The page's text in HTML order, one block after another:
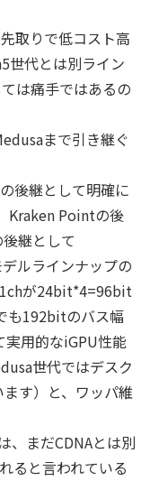
取りで低コスト高
世代とは別ライン
は痛手ではあるの
まで引き継ぐ
後継として明確に
Kraken Pointの後
継として
ルラインナップの
1chが24bit*4=96bit
も192bitのバス幅
実用的なiGPU性能
世代ではデスク
ます）と、ワッパ維
、まだCDNAとは別
ると言われている